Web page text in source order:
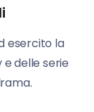
esercito la
delle serie